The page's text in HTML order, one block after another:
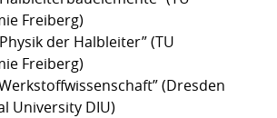
Freiberg)
der Halbleiter” (TU
Freiberg)
(Dresden
University DIU)